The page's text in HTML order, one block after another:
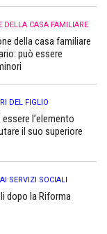
DELLA CASA FAMILIARE
della casa familiare
può essere
DEL FIGLIO
l’elemento
il suo superiore
SERVIZI SOCIALI
dopo la Riforma